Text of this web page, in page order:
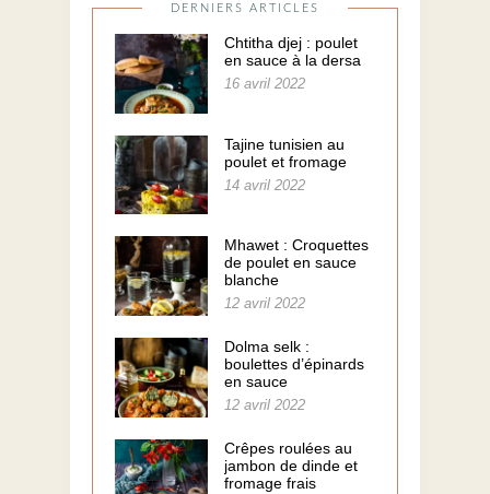
DERNIERS ARTICLES
Chtitha djej : poulet
en sauce à la dersa
16 avril 2022
Tajine tunisien au
poulet et fromage
14 avril 2022
Mhawet : Croquettes
de poulet en sauce
blanche
12 avril 2022
Dolma selk :
boulettes d’épinards
en sauce
12 avril 2022
Crêpes roulées au
jambon de dinde et
fromage frais